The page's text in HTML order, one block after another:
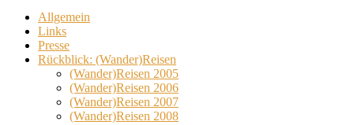
Allgemein
Links
Presse
Rückblick: (Wander)Reisen
(Wander)Reisen 2005
(Wander)Reisen 2006
(Wander)Reisen 2007
(Wander)Reisen 2008